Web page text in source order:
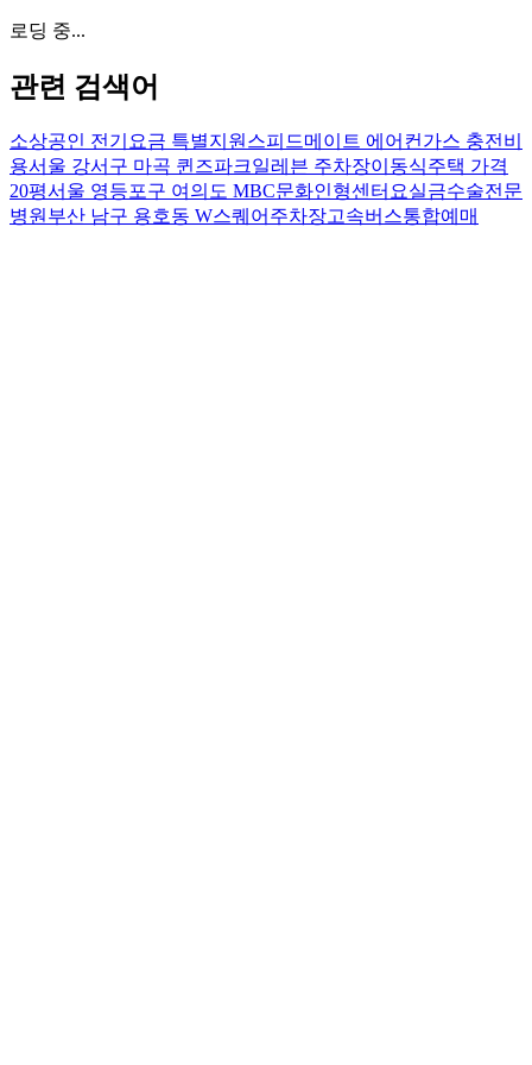
로딩 중...
관련 검색어
소상공인 전기요금 특별지원 스피드메이트 에어컨가스 충전비
용서울 강서구 마곡 퀸즈파크일레븐 주차장이동식주택 가격
20평서울 영등포구 여의도 MBC문화인형센터 요실금수술전문
병원 부산 남구 용호동 W스퀘어주차장고속버스통합예매